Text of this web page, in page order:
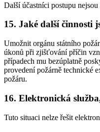
Další účastníci postupu nejsou
15. Jaké další činnosti
Umožnit orgánu státního
úkonů při zjišťování příčin
případech mu bezúplatně
provedení požárně technické
požáru.
16. Elektronická
Tuto situaci nelze řešit